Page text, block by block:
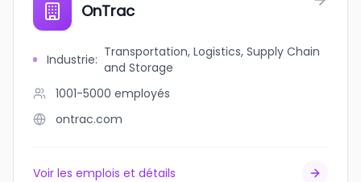
OnTrac
Industrie: Transportation, Logistics, Supply Chain
and Storage
1001-5000 employés
ontrac.com
Voir les emplois et détails